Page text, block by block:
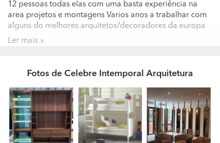
12 pessoas todas elas com uma basta experiência na
area projetos e montagens Varios anos a trabalhar com
alguns do melhores arquitetos/decoradores da europa
Eletricidade, caixilharias
Quantos trabalhos realizam anualmente? Qual é o
preço médio dos trabalhos realizados?
22 trabalhos
Ler mais
Fotos de Celebre Intemporal Arquitetura